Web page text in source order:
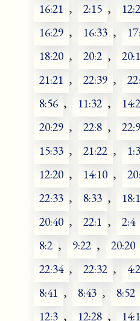
16:21 , 2:15 ,
16:29 , 16:33 ,
18:20 , 20:2 ,
21:21 , 22:39 ,
8:56 , 11:32 ,
20:29 , 22:8 , 22:9
15:33 , 21:22 ,
12:20 , 14:10 ,
22:33 , 8:33 ,
20:40 , 22:1 , 2:4
8:2 , 9:22 , 20:20
22:34 , 22:32 ,
8:41 , 8:43 , 8:52
12:3 , 12:28 ,